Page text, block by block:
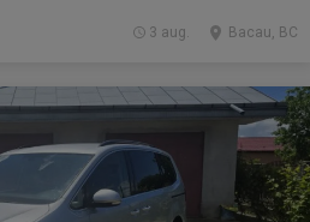
Bacau, BC
3 aug.